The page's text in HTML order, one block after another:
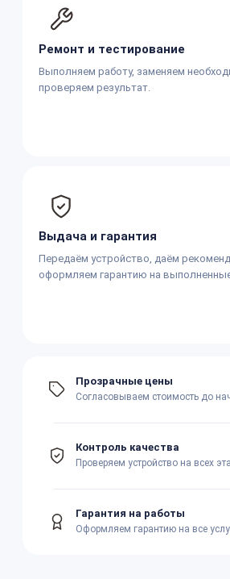
Ремонт и тестирование
Выполняем работу, заменяем
проверяем результат.
Выдача и гарантия
Передаём устройство, даём
оформляем гарантию на
Прозрачные цены
Согласовываем стоимость до
Контроль качества
Проверяем устройство на всех
Гарантия на работы
Оформляем гарантию на все